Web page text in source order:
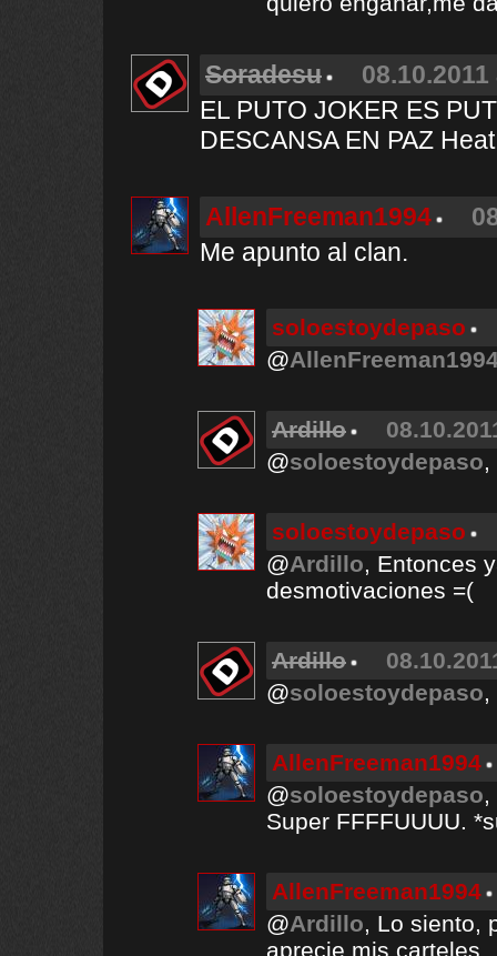
Soradesu
EL PUTO JOKER ES
DESCANSA EN PAZ
AllenFreeman1994
Me apunto al clan.
soloestoydepaso
@
Ardillo
@soloestoydepaso,
soloestoydepaso
@Ardillo, Entonces
desmotivaciones =(
Ardillo
@soloestoydepaso,
AllenFreeman1994
@soloestoydepaso,
Super FFFFUUUU.
AllenFreeman1994
@Ardillo, Lo siento,
aprecie mis carteles